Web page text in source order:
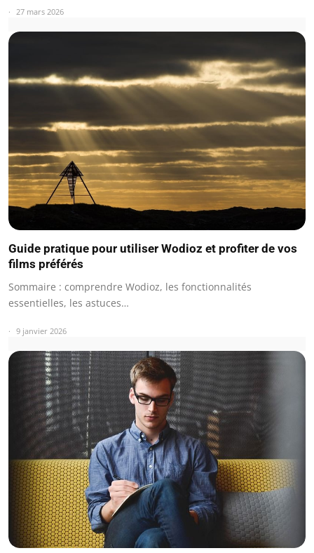
27 mars 2026
Guide pratique pour utiliser Wodioz et profiter de vos
films préférés
Sommaire : comprendre Wodioz, les fonctionnalités
essentielles, les astuces…
9 janvier 2026